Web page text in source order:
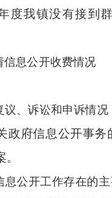
度我镇没有接到
信息公开收费情况
、诉讼和申诉情况
政府信息公开事
息公开工作存在的